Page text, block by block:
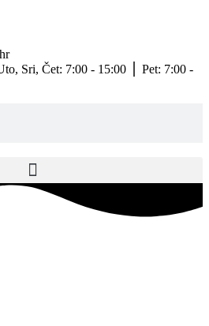
Sri, Čet: 7:00 - 15:00 ⎪ Pet: 7:00 -